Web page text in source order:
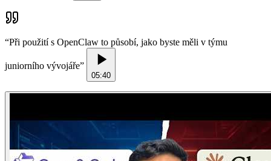
“Při použití s OpenClaw to působí, jako byste měli v týmu
juniorního vývojáře”
05:40